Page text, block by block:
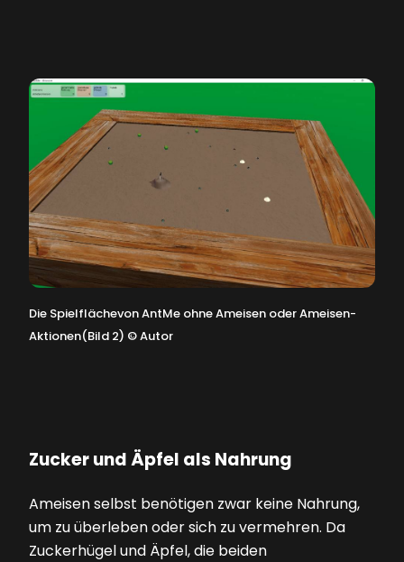
Die Spielflächevon AntMe ohne Ameisen oder Ameisen-
Aktionen(Bild 2) ©Autor
Zucker und Äpfel als Nahrung
Ameisen selbst benötigen zwar keine Nahrung,
um zu überleben oder sich zu vermehren. Da
Zuckerhügel und Äpfel, die beiden